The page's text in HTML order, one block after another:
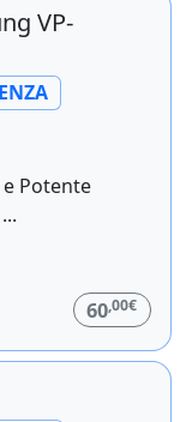
VP-
Potente
60,00€